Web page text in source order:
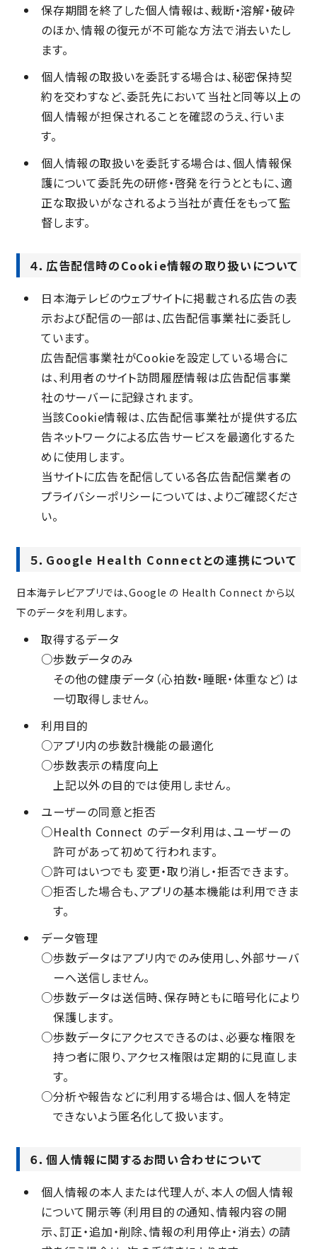
保存期間を終了した個人情報は、裁断・溶解・破砕
のほか、情報の復元が不可能な方法で消去いたし
ます。
個人情報の取扱いを委託する場合は、秘密保持契
約を交わすなど、委託先において当社と同等以上の
個人情報が担保されることを確認のうえ、行いま
す。
個人情報の取扱いを委託する場合は、個人情報保
護について委託先の研修・啓発を行うとともに、適
正な取扱いがなされるよう当社が責任をもって監
督します。
４．広告配信時のCookie情報の取り扱いについて
日本海テレビのウェブサイトに掲載される広告の表
示および配信の一部は、広告配信事業社に委託し
ています。
広告配信事業社がCookieを設定している場合に
は、利用者のサイト訪問履歴情報は広告配信事業
社のサーバーに記録されます。
当該Cookie情報は、広告配信事業社が提供する広
告ネットワークによる広告サービスを最適化するた
めに使用します。
当サイトに広告を配信している各広告配信業者の
プライバシーポリシーについては、よりご確認くださ
い。
５．Google Health Connectとの連携について
日本海テレビアプリでは、Google の Health Connect から以
下のデータを利用します。
取得するデータ
○歩数データのみ
その他の健康データ（心拍数・睡眠・体重など）は
一切取得しません。
利用目的
○アプリ内の歩数計機能の最適化
○歩数表示の精度向上
上記以外の目的では使用しません。
ユーザーの同意と拒否
○Health Connect のデータ利用は、ユーザーの
許可があって初めて行われます。
○許可はいつでも 変更・取り消し・拒否できます。
○拒否した場合も、アプリの基本機能は利用できま
す。
データ管理
○歩数データはアプリ内でのみ使用し、外部サーバ
ーへ送信しません。
○歩数データは送信時、保存時ともに暗号化により
保護します。
○歩数データにアクセスできるのは、必要な権限を
持つ者に限り、アクセス権限は定期的に見直しま
す。
○分析や報告などに利用する場合は、個人を特定
できないよう匿名化して扱います。
６．個人情報に関するお問い合わせについて
個人情報の本人または代理人が、本人の個人情報
について開示等（利用目的の通知、情報内容の開
示、訂正・追加・削除、情報の利用停止・消去）の請